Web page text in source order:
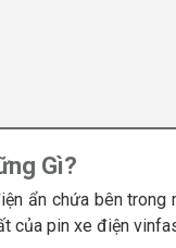
Gì?
ẩn chứa bên
của pin xe điện